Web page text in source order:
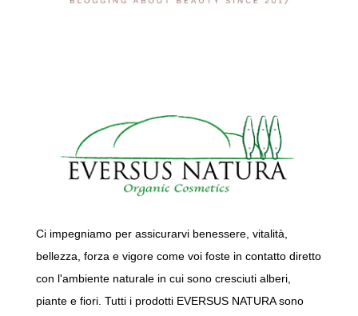
Ci impegniamo per assicurarvi benessere, vitalità,
bellezza, forza e vigore come voi foste in contatto diretto
con l'ambiente naturale in cui sono cresciuti alberi,
piante e fiori. Tutti i prodotti EVERSUS NATURA sono